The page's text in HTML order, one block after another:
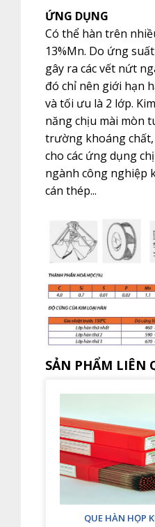
ỨNG DỤNG
Có thể hàn trên
13%Mn. Do ứng
gây ra các vết nứt
đó chỉ nên giới hạn
và tối ưu là 2 lớp.
năng chịu mài mòn
trường khoáng
cho các ứng dụng
ngành công nghiệp
cán thép...
SẢN PHẨM LIÊN
QUE HÀN HỌP